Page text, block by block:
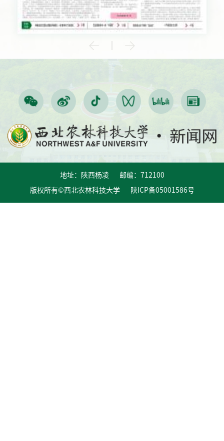
地址：陕西杨凌 邮编：712100
版权所有©西北农林科技大学 陕ICP备05001586号